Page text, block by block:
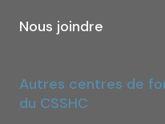
Nous joindre
Autres centres de
du CSSHC